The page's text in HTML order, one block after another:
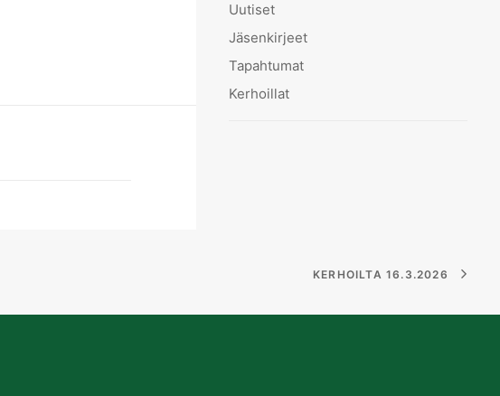
Uutiset
Jäsenkirjeet
Tapahtumat
Kerhoillat
KERHOILTA 16.3.2026